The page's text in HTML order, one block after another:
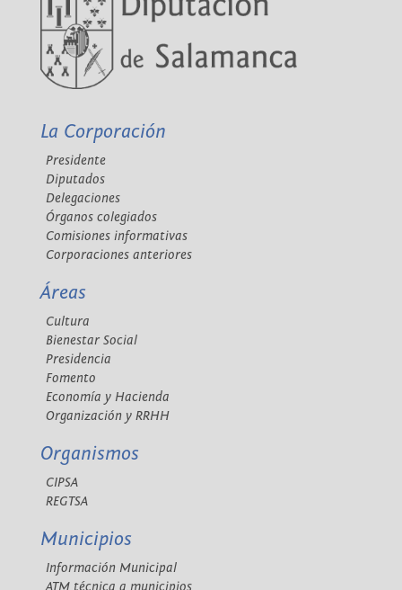
La Corporación
Presidente
Diputados
Delegaciones
Órganos colegiados
Comisiones informativas
Corporaciones anteriores
Áreas
Cultura
Bienestar Social
Presidencia
Fomento
Economía y Hacienda
Organización y RRHH
Organismos
CIPSA
REGTSA
Municipios
Información Municipal
ATM técnica a municipios